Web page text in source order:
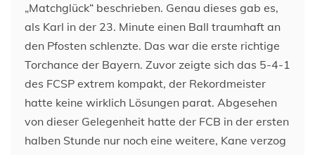
„Matchglück“ beschrieben. Genau dieses gab es,
als Karl in der 23. Minute einen Ball traumhaft an
den Pfosten schlenzte. Das war die erste richtige
Torchance der Bayern. Zuvor zeigte sich das 5-4-1
des FCSP extrem kompakt, der Rekordmeister
hatte keine wirklich Lösungen parat. Abgesehen
von dieser Gelegenheit hatte der FCB in der ersten
halben Stunde nur noch eine weitere, Kane verzog